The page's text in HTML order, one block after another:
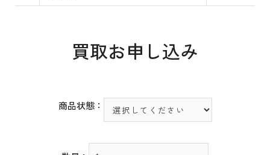
買取お申し込み
商品状態：